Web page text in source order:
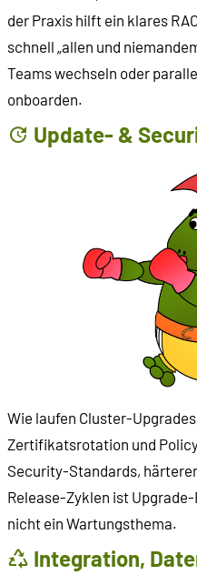
der Praxis hilft ein klares
schnell „allen und
Teams wechseln oder
onboarden.
Update- &
Wie laufen Cluster-
Zertifikatsrotation und
Security-Standards,
Release-Zyklen ist
nicht ein Wartungsthema.
Integration,